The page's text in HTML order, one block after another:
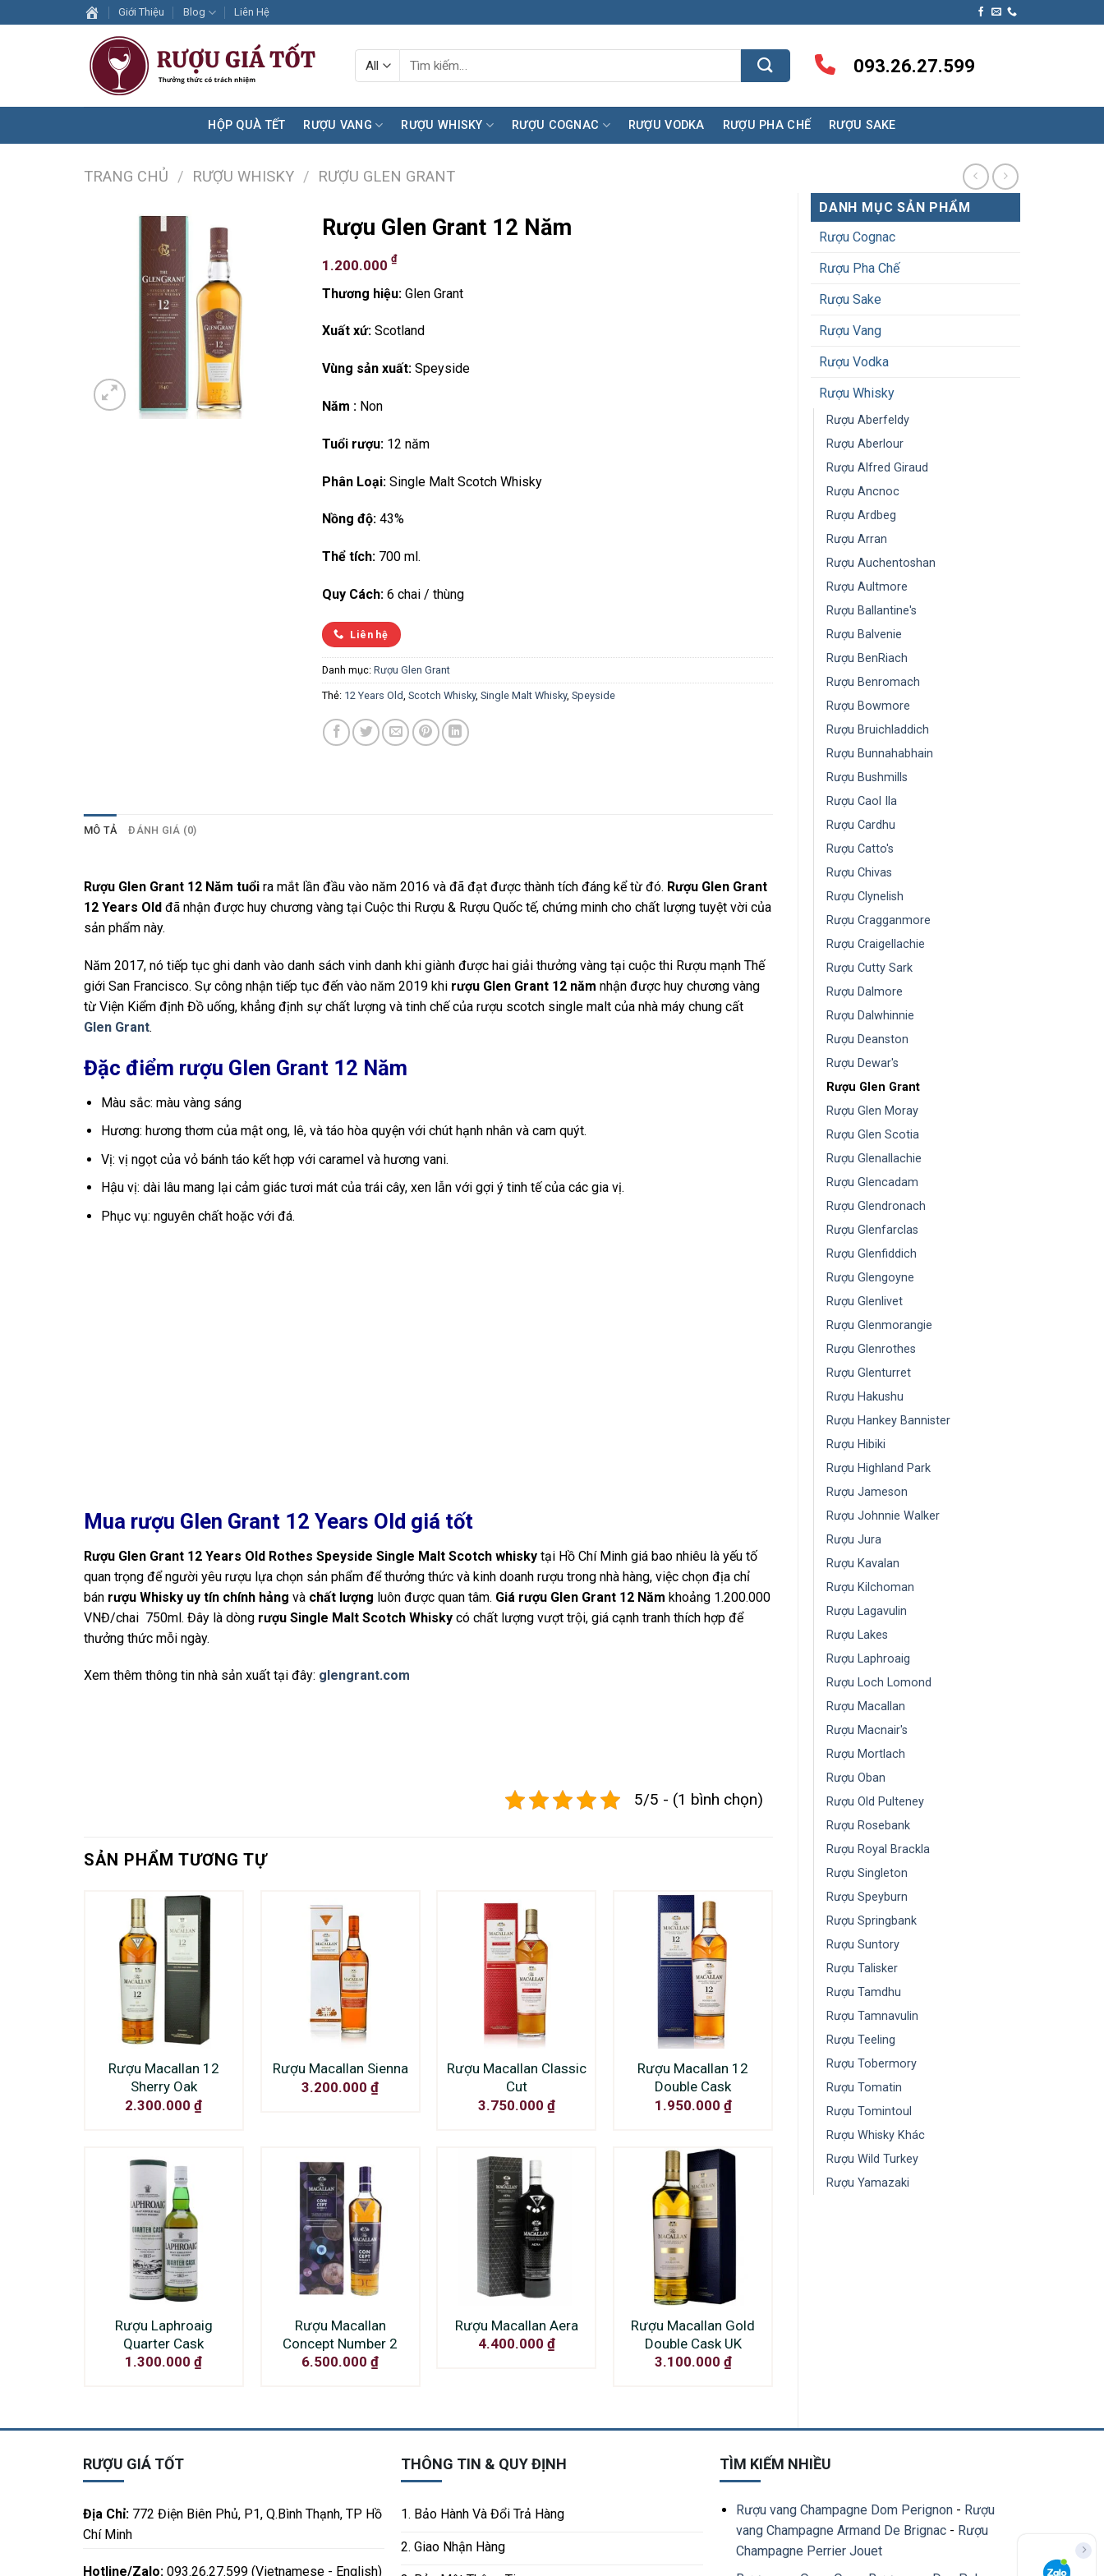
to
Giới Thiệu Blog Liên Hệ
Tìm
093.26.27.599
HỘP QUÀ TẾT RƯỢU VANG RƯỢU WHISKY RƯỢU COGNAC RƯỢU VODKA RƯỢU PHA CHẾ RƯỢU SAKE
TRANG CHỦ / RƯỢU WHISKY / RƯỢU GLEN GRANT
DANH MỤC SẢN PHẨM
Rượu Cognac
Rượu Pha Chế
Rượu Sake
Rượu Vang
Rượu Vodka
Rượu Whisky
Rượu Aberfeldy
Rượu Aberlour
Rượu Alfred Giraud
Rượu Ancnoc
Rượu Ardbeg
Rượu Arran
Rượu Auchentoshan
Rượu Aultmore
Rượu Ballantine's
Rượu Balvenie
Rượu BenRiach
Rượu Benromach
Rượu Bowmore
Rượu Bruichladdich
Rượu Bunnahabhain
Rượu Bushmills
Rượu Caol Ila
Rượu Cardhu
Rượu Catto's
Rượu Chivas
Rượu Clynelish
Rượu Cragganmore
Rượu Craigellachie
Rượu Cutty Sark
Rượu Dalmore
Rượu Dalwhinnie
Rượu Deanston
Rượu Dewar's
Rượu Glen Grant
Rượu Glen Moray
Rượu Glen Scotia
Rượu Glenallachie
Rượu Glencadam
Rượu Glendronach
Rượu Glenfarclas
Rượu Glenfiddich
Rượu Glengoyne
Rượu Glenlivet
Rượu Glenmorangie
Rượu Glenrothes
Rượu Glenturret
Rượu Hakushu
Rượu Hankey Bannister
Rượu Hibiki
Rượu Highland Park
Rượu Jameson
Rượu Johnnie Walker
Rượu Jura
Rượu Kavalan
Rượu Kilchoman
Rượu Lagavulin
Rượu Lakes
Rượu Laphroaig
Rượu Loch Lomond
Rượu Macallan
Rượu Macnair's
Rượu Mortlach
Rượu Oban
Rượu Old Pulteney
Rượu Rosebank
Rượu Royal Brackla
Rượu Singleton
Rượu Speyburn
Rượu Springbank
Rượu Suntory
Rượu Talisker
Rượu Tamdhu
Rượu Tamnavulin
Rượu Teeling
Rượu Tobermory
Rượu Tomatin
Rượu Tomintoul
Rượu Whisky Khác
Rượu Wild Turkey
Rượu Yamazaki
Rượu Glen Grant 12 Năm
1.200.000 ₫
Thương hiệu:Glen Grant
Xuất xứ:Scotland
Vùng sản xuất:Speyside
Năm :Non
Tuổi rượu:12 năm
Phân Loại:Single Malt Scotch Whisky
Nồng độ:43%
Thể tích:700 ml.
Quy Cách:6 chai / thùng
Liên hệ
Danh mục: Rượu Glen Grant
Thẻ: 12 Years Old, Scotch Whisky, Single Malt Whisky, Speyside
MÔ TẢ ĐÁNH GIÁ (0)
Rượu Glen Grant 12 Năm tuổi ra mắt lần đầu vào năm 2016 và đã đạt được thành tích đáng kể từ đó. Rượu Glen Grant
12 Years Old đã nhận được huy chương vàng tại Cuộc thi Rượu & Rượu Quốc tế, chứng minh cho chất lượng tuyệt vời của
sản phẩm này.
Năm 2017, nó tiếp tục ghi danh vào danh sách vinh danh khi giành được hai giải thưởng vàng tại cuộc thi Rượu mạnh Thế
giới San Francisco. Sự công nhận tiếp tục đến vào năm 2019 khi rượu Glen Grant 12 năm nhận được huy chương vàng
từ Viện Kiểm định Đồ uống, khẳng định sự chất lượng và tinh chế của rượu scotch single malt của nhà máy chung cất
Glen Grant.
Đặc điểm rượu Glen Grant 12 Năm
Màu sắc: màu vàng sáng
Hương: hương thơm của mật ong, lê, và táo hòa quyện với chút hạnh nhân và cam quýt.
Vị: vị ngọt của vỏ bánh táo kết hợp với caramel và hương vani.
Hậu vị: dài lâu mang lại cảm giác tươi mát của trái cây, xen lẫn với gợi ý tinh tế của các gia vị.
Phục vụ: nguyên chất hoặc với đá.
Mua rượu Glen Grant 12 Years Old giá tốt
Rượu Glen Grant 12 Years Old Rothes Speyside Single Malt Scotch whisky tại Hồ Chí Minh giá bao nhiêu là yếu tố
quan trọng để người yêu rượu lựa chọn sản phẩm để thưởng thức và kinh doanh rượu trong nhà hàng, việc chọn địa chỉ
bán rượu Whisky uy tín chính hảng và chất lượng luôn được quan tâm. Giá rượu Glen Grant 12 Năm khoảng 1.200.000
VNĐ/chai 750ml. Đây là dòng rượu Single Malt Scotch Whisky có chất lượng vượt trội, giá cạnh tranh thích hợp để
thưởng thức mỗi ngày.
Xem thêm thông tin nhà sản xuất tại đây: glengrant.com
5/5 - (1 bình chọn)
SẢN PHẨM TƯƠNG TỰ
Rượu Macallan 12
Sherry Oak
2.300.000₫
Rượu Macallan Sienna
3.200.000₫
Rượu Macallan Classic
Cut
3.750.000 ₫
Rượu Macallan 12
Double Cask
1.950.000 ₫
Rượu Laphroaig
Quarter Cask
1.300.000₫
Rượu Macallan
Concept Number 2
6.500.000₫
Rượu Macallan Aera
4.400.000 ₫
Rượu Macallan Gold
Double Cask UK
3.100.000 ₫
RƯỢU GIÁ TỐT
Địa Chỉ:772 Điện Biên Phủ, P1, Q.Bình Thạnh, TP Hồ
Chí Minh
Hotline/Zalo:093.26.27.599 (Vietnamese - English)
THÔNG TIN & QUY ĐỊNH
1. Bảo Hành Và Đổi Trả Hàng
2. Giao Nhận Hàng
TÌM KIẾM NHIỀU
Rượu vang Champagne Dom Perignon - Rượu
vang Champagne Armand De Brignac - Rượu
Champagne Perrier Jouet